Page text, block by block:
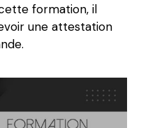
formation, il
une attestation